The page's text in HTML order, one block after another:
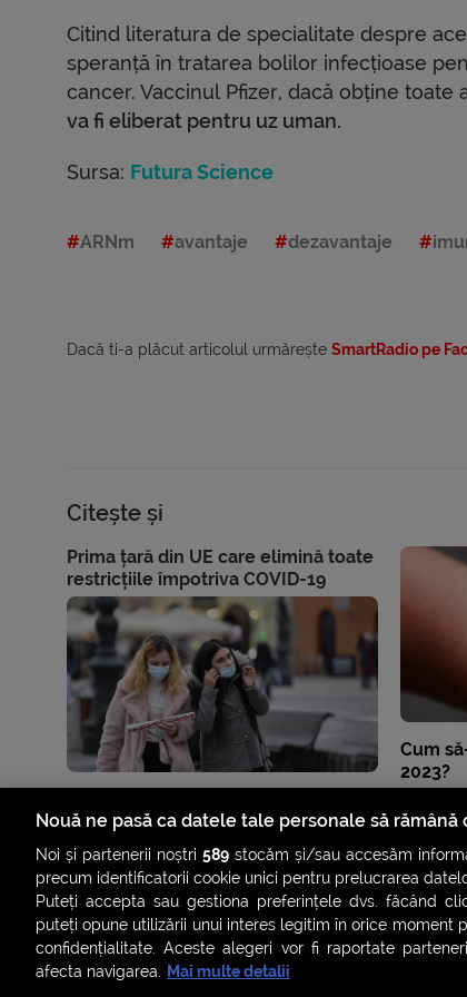
Citind literatura de specialitate despre
speranță în tratarea bolilor infecțioase
cancer. Vaccinul Pfizer, dacă obține
va fi eliberat pentru uz uman.
Sursa: Futura Science
ARNm avantaje dezavantaje
Dacă ti-a plăcut articolul urmărește SmartRadio pe
Citește și
Prima țară din UE care elimină toate
restricțiile împotriva COVID-19
Cum
2023?
Nouă ne pasă ca datele tale personale să
Noi și partenerii noștri589 stocăm și/sau accesăm
precum identificatorii cookie unici pentru prelucrarea
Puteți accepta sau gestiona preferințele dvs. făcând
puteți opune utilizării unui interes legitim în orice moment
confidențialitate. Aceste alegeri vor fi raportate
afecta navigarea. Mai multe detalii